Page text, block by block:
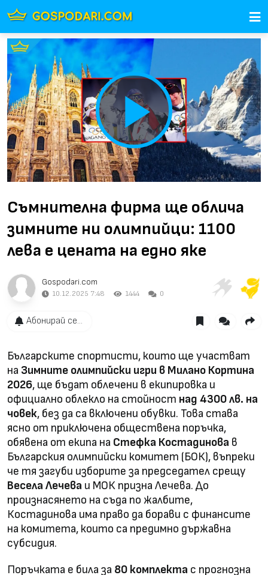
Play
Video
Съмнителна фирма ще облича
зимните ни олимпийци: 1100
лева е цената на едно яке
Gospodari.com
10.12.2025 7:48 1444 0
Абонирай се...
Българските спортисти, които ще участват
на Зимните олимпийски игри в Милано Кортина
2026, ще бъдат облечени в екипировка и
официално облекло на стойност над 4300 лв. на
човек, без да са включени обувки. Това става
ясно от приключена обществена поръчка,
обявена от екипа на Стефка Костадинова в
Българския олимпийски комитет (БОК), въпреки
че тя загуби изборите за председател срещу
Весела Лечева и МОК призна Лечева. До
произнасянето на съда по жалбите,
Костадинова има право да борави с финансите
на комитета, които са предимно държавна
субсидия.
Поръчката е била за 80 комплекта с прогнозна